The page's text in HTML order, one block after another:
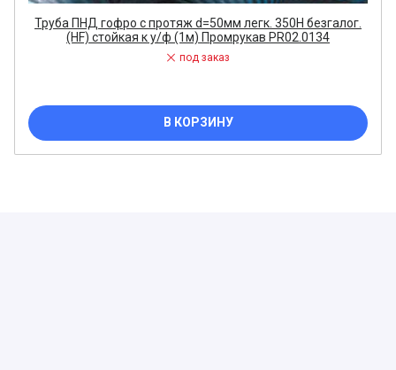
Труба ПНД гофро с протяж d=50мм легк. 350Н безгалог.
(HF) стойкая к у/ф (1м) Промрукав PR02.0134
под заказ
В КОРЗИНУ